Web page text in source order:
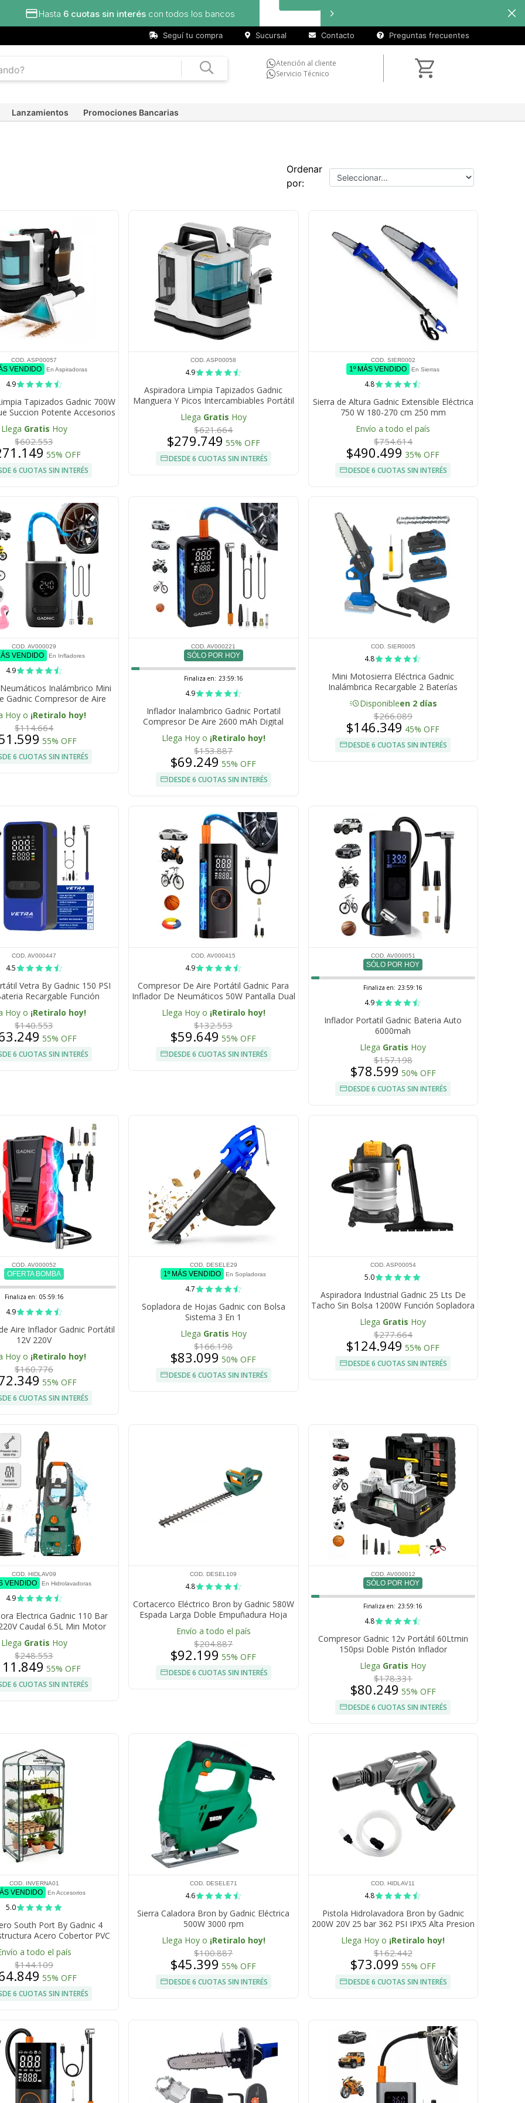
sin interés con todos los bancos
Seguí tu compra Sucursal Contacto Preguntas frecuentes
Atención al cliente
Servicio Técnico
Lanzamientos Promociones Bancarias
Ordenar
por:
COD. ASP00057
VENDIDO En Aspiradoras
4.9
Tapizados Gadnic 700W
Succion Potente Accesorios
220V
Llega Gratis Hoy
$602.553
55% OFF
6 CUOTAS SIN INTERÉS
COD. ASP00058
4.9
Aspiradora Limpia Tapizados Gadnic
Manguera Y Picos Intercambiables Portátil
700 W
Llega Gratis Hoy
$621.664
$279.749 55% OFF
DESDE 6 CUOTAS SIN INTERÉS
COD. SIER0002
1º MÁS VENDIDO En Sierras
4.8
Sierra de Altura Gadnic Extensible Eléctrica
750 W 180-270 cm 250 mm
Envío a todo el país
$754.614
$490.499 35% OFF
DESDE 6 CUOTAS SIN INTERÉS
COD. AV000029
VENDIDO En Infladores
4.9
Inalámbrico Mini
Gadnic Compresor de Aire
Hoy o ¡Retiralo hoy!
$114.664
55% OFF
6 CUOTAS SIN INTERÉS
COD. AV000221
SÓLO POR HOY
Finaliza en: 23:59:15
4.9
Inflador Inalambrico Gadnic Portatil
Compresor De Aire 2600 mAh Digital
Recargable Con Auto Stop Luz Led Para
Neumaticos
Llega Hoy o ¡Retiralo hoy!
$153.887
$69.249 55% OFF
DESDE 6 CUOTAS SIN INTERÉS
COD. SIER0005
4.8
Mini Motosierra Eléctrica Gadnic
Inalámbrica Recargable 2 Baterías
acuteDisponibleen 2 días
$266.089
$146.349 45% OFF
DESDE 6 CUOTAS SIN INTERÉS
COD. AV000447
4.5
Vetra By Gadnic 150 PSI
Recargable Función
Linterna LED
Hoy o ¡Retiralo hoy!
$140.553
55% OFF
6 CUOTAS SIN INTERÉS
COD. AV000415
4.9
Compresor De Aire Portátil Gadnic Para
Inflador De Neumáticos 50W Pantalla Dual
LCD 150 PSI 17 Lmin
Llega Hoy o ¡Retiralo hoy!
$132.553
$59.649 55% OFF
DESDE 6 CUOTAS SIN INTERÉS
COD. AV000051
SÓLO POR HOY
Finaliza en: 23:59:15
4.9
Inflador Portatil Gadnic Bateria Auto
6000mah
Llega Gratis Hoy
$157.198
$78.599 50% OFF
DESDE 6 CUOTAS SIN INTERÉS
COD. AV000052
OFERTA BOMBA
Finaliza en: 05:59:15
4.9
Aire Inflador Gadnic Portátil
12V 220V
Hoy o ¡Retiralo hoy!
$160.776
55% OFF
6 CUOTAS SIN INTERÉS
COD. DESELE29
1º MÁS VENDIDO En Sopladoras
4.7
Sopladora de Hojas Gadnic con Bolsa
Sistema 3 En 1
Llega Gratis Hoy
$166.198
$83.099 50% OFF
DESDE 6 CUOTAS SIN INTERÉS
COD. ASP00054
5.0
Aspiradora Industrial Gadnic 25 Lts De
Tacho Sin Bolsa 1200W Función Sopladora
Llega Gratis Hoy
$277.664
$124.949 55% OFF
DESDE 6 CUOTAS SIN INTERÉS
COD. HIDLAV09
VENDIDO En Hidrolavadoras
4.9
Electrica Gadnic 110 Bar
Caudal 6.5L Min Motor
Manguera 5M
Llega Gratis Hoy
$248.553
55% OFF
6 CUOTAS SIN INTERÉS
COD. DESEL109
4.8
Cortacerco Eléctrico Bron by Gadnic 580W
Espada Larga Doble Empuñadura Hoja
Acero Corte Preciso
Envío a todo el país
$204.887
$92.199 55% OFF
DESDE 6 CUOTAS SIN INTERÉS
COD. AV000012
SÓLO POR HOY
Finaliza en: 23:59:15
4.8
Compresor Gadnic 12v Portátil 60Ltmin
150psi Doble Pistón Inflador
Multipropósito
Llega Gratis Hoy
$178.331
$80.249 55% OFF
DESDE 6 CUOTAS SIN INTERÉS
COD. INVERNA01
VENDIDO En Accesorios
5.0
South Port By Gadnic 4
Acero Cobertor PVC
Impermeable
a todo el país
$144.109
55% OFF
6 CUOTAS SIN INTERÉS
COD. DESELE71
4.6
Sierra Caladora Bron by Gadnic Eléctrica
500W 3000 rpm
Llega Hoy o ¡Retiralo hoy!
$100.887
$45.399 55% OFF
DESDE 6 CUOTAS SIN INTERÉS
COD. HIDLAV11
4.8
Pistola Hidrolavadora Bron by Gadnic
200W 20V 25 bar 362 PSI IPX5 Alta Presion
Electrica Portatil
Llega Hoy o ¡Retiralo hoy!
$162.442
$73.099 55% OFF
DESDE 6 CUOTAS SIN INTERÉS